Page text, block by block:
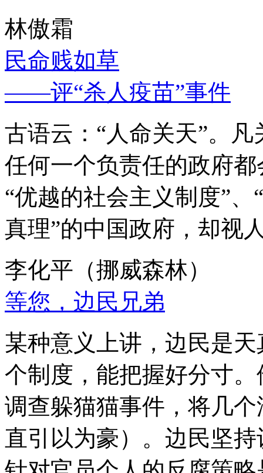
林傲霜
民命贱如草
——评“杀人疫苗”事件
古语云：“人命关天”。
任何一个负责任的政府
“优越的社会主义制度”
真理”的中国政府，却视
李化平（挪威森林）
等您，边民兄弟
某种意义上讲，边民是
个制度，能把握好分寸
调查躲猫猫事件，将几
直引以为豪）。边民坚